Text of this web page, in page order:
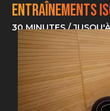
Entraînements
30 MINUTES /